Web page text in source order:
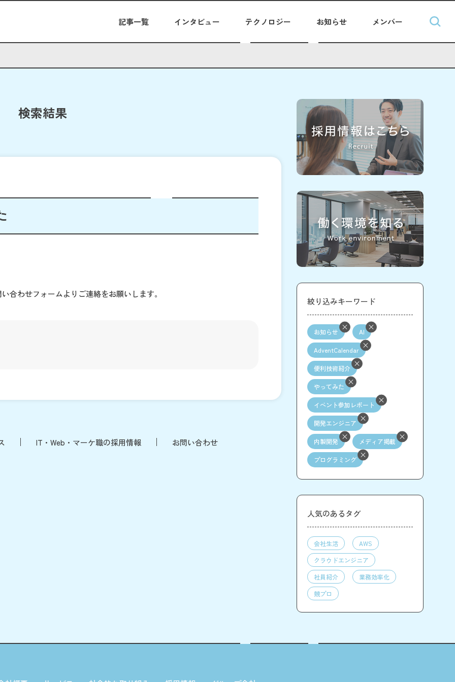
記事一覧 インタビュー テクノロジー お知らせ メンバー
検索結果
合わせフォームよりご連絡をお願いします。
IT・Web・マーケ職の採用情報 お問い合わせ
絞り込みキーワード
お知らせ AI
AdventCalendar
便利技術紹介
やってみた
イベント参加レポート
開発エンジニア
内製開発 メディア掲載
プログラミング
人気のあるタグ
会社生活
AWS
クラウドエンジニア
社員紹介
業務効率化
競プロ